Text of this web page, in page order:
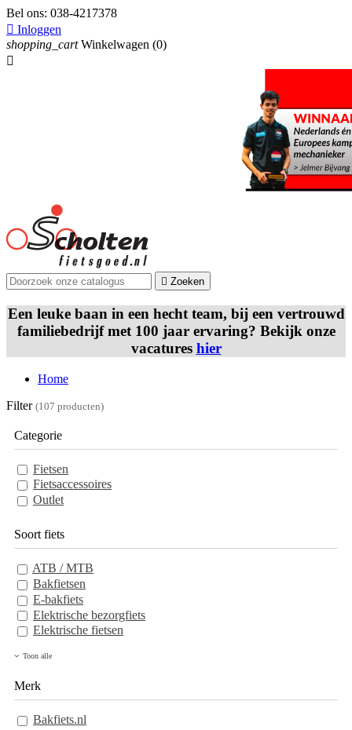
Bel ons: 038-4217378
 Inloggen
shopping_cart Winkelwagen (0)

 Zoeken
Een leuke baan in een hecht team, bij een vertrouwd
familiebedrijf met 100 jaar ervaring? Bekijk onze
vacatures hier
Home
Filter (107 producten)
Categorie
Fietsen
Fietsaccessoires
Outlet
Soort fiets
ATB / MTB
Bakfietsen
E-bakfiets
Elektrische bezorgfiets
Elektrische fietsen
Toon alle
Merk
Bakfiets.nl